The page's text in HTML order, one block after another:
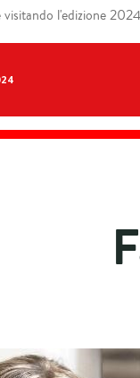
visitando l'edizione